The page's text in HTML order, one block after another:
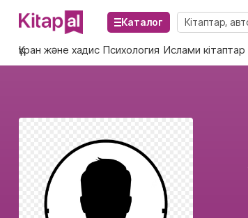
Каталог
Құран және хадис Психология Ислами кітаптар